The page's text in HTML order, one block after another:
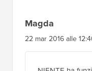
Magda
22 mar 2016 alle